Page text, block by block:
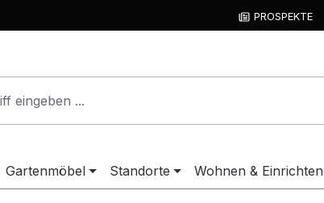
PROSPEKTE
Gartenmöbel Standorte Wohnen & Einrichten